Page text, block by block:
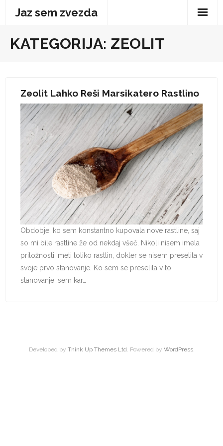
Jaz sem zvezda
KATEGORIJA: ZEOLIT
Zeolit Lahko Reši Marsikatero Rastlino
Obdobje, ko sem konstantno kupovala nove rastline, saj
so mi bile rastline že od nekdaj všeč. Nikoli nisem imela
priložnosti imeti toliko rastlin, dokler se nisem preselila v
svoje prvo stanovanje. Ko sem se preselila v to
stanovanje, sem kar…
Developed by Think Up Themes Ltd. Powered by WordPress.